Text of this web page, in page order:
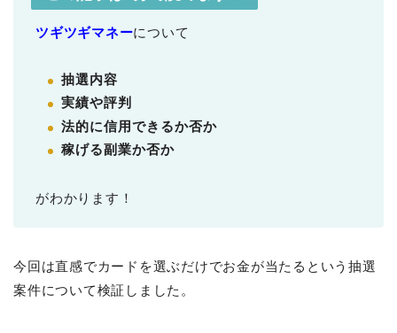
ツギツギマネーについて
抽選内容
実績や評判
法的に信用できるか否か
稼げる副業か否か
がわかります！
今回は直感でカードを選ぶだけでお金が当たるという抽選
案件について検証しました。